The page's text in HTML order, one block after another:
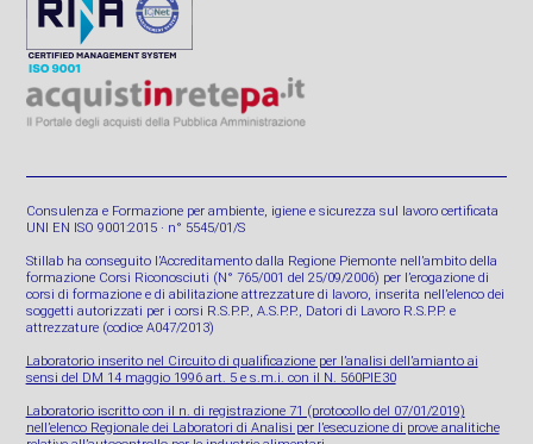
Consulenza e Formazione per ambiente, igiene e sicurezza sul lavoro certificata
UNI EN ISO 9001:2015 · n° 5545/01/S
Stillab ha conseguito l’Accreditamento dalla Regione Piemonte nell’ambito della
formazione Corsi Riconosciuti (N° 765/001 del 25/09/2006) per l’erogazione di
corsi di formazione e di abilitazione attrezzature di lavoro, inserita nell’elenco dei
soggetti autorizzati per i corsi R.S.P.P., A.S.P.P., Datori di Lavoro R.S.P.P. e
attrezzature (codice A047/2013)
Laboratorio inserito nel Circuito di qualificazione per l’analisi dell’amianto ai
sensi del DM 14 maggio 1996 art. 5 e s.m.i. con il N. 560PIE30
Laboratorio iscritto con il n. di registrazione 71 (protocollo del 07/01/2019)
nell’elenco Regionale dei Laboratori di Analisi per l’esecuzione di prove analitiche